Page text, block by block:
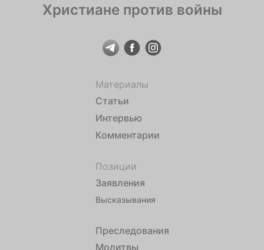
Христиане против войны
Материалы
Статьи
Интервью
Комментарии
Позиции
Заявления
Высказывания
Преследования
Молитвы